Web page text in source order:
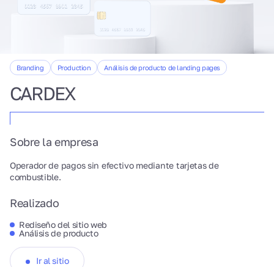
Branding Production Análisis de producto de landing pages
CARDEX
Sobre la empresa
Operador de pagos sin efectivo mediante tarjetas de
combustible.
Realizado
Rediseño del sitio web
Análisis de producto
Ir al sitio